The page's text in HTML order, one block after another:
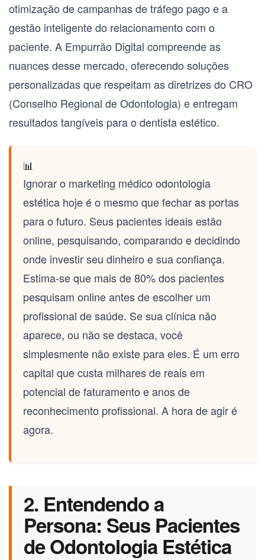
otimização de campanhas de tráfego pago e a
gestão inteligente do relacionamento com o
paciente. A Empurrão Digital compreende as
nuances desse mercado, oferecendo soluções
personalizadas que respeitam as diretrizes do CRO
(Conselho Regional de Odontologia) e entregam
resultados tangíveis para o dentista estético.
📊
Ignorar o marketing médico odontologia
estética hoje é o mesmo que fechar as portas
para o futuro. Seus pacientes ideais estão
online, pesquisando, comparando e decidindo
onde investir seu dinheiro e sua confiança.
Estima-se que mais de 80% dos pacientes
pesquisam online antes de escolher um
profissional de saúde. Se sua clínica não
aparece, ou não se destaca, você
simplesmente não existe para eles. É um erro
capital que custa milhares de reais em
potencial de faturamento e anos de
reconhecimento profissional. A hora de agir é
agora.
2. Entendendo a
Persona: Seus Pacientes
de Odontologia Estética